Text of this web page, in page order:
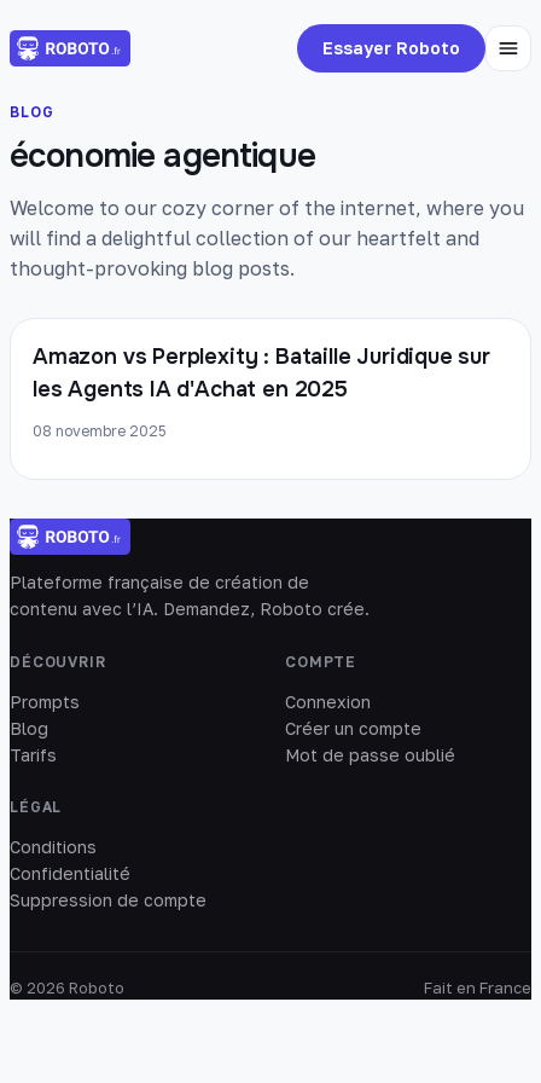
Essayer Roboto
BLOG
économie agentique
Welcome to our cozy corner of the internet, where you
will find a delightful collection of our heartfelt and
thought-provoking blog posts.
Amazon vs Perplexity : Bataille Juridique sur
les Agents IA d'Achat en 2025
08 novembre 2025
Plateforme française de création de
contenu avec l’IA. Demandez, Roboto crée.
DÉCOUVRIR
Prompts
Blog
Tarifs
COMPTE
Connexion
Créer un compte
Mot de passe oublié
LÉGAL
Conditions
Confidentialité
Suppression de compte
© 2026 Roboto Fait en France